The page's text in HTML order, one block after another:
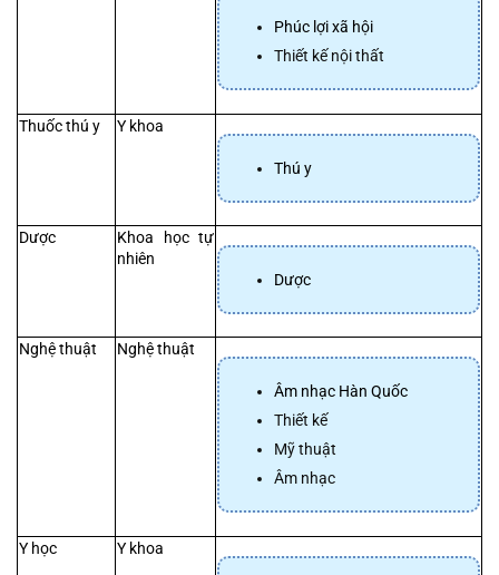
Phúc lợi xã hội
Thiết kế nội thất
Thuốc thú y Y khoa
Thú y
Dược
Khoa học tự
nhiên
Dược
Nghệ thuật Nghệ thuật
Âm nhạc Hàn Quốc
Thiết kế
Mỹ thuật
Âm nhạc
Y học Y khoa